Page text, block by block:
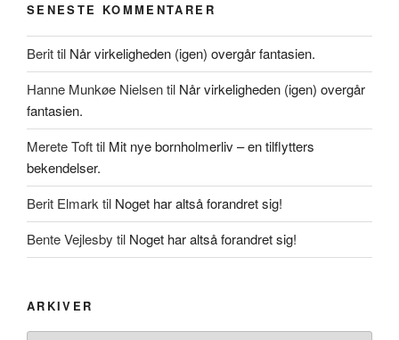
SENESTE KOMMENTARER
Berittil Når virkeligheden (igen) overgår fantasien.
Hanne Munkøe Nielsentil Når virkeligheden (igen) overgår
fantasien.
Merete Tofttil Mit nye bornholmerliv – en tilflytters
bekendelser.
Berit Elmark til Noget har altså forandret sig!
Bente Vejlesby til Noget har altså forandret sig!
ARKIVER